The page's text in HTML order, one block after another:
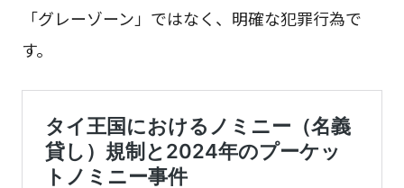
「グレーゾーン」ではなく、明確な犯罪行為で
す。